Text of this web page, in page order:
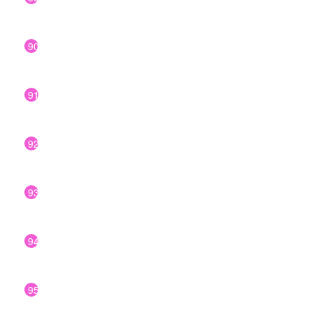
90
91
92
93
94
95